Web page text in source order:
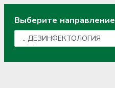
Выберите направление